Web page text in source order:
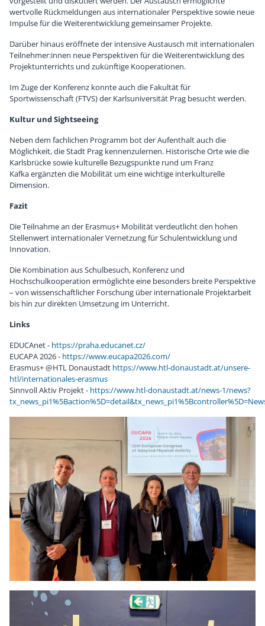
wertvolle Rückmeldungen aus internationaler Perspektive sowie neue
Impulse für die Weiterentwicklung gemeinsamer Projekte.
Darüber hinaus eröffnete der intensive Austausch mit internationalen
Teilnehmer:innen neue Perspektiven für die Weiterentwicklung des
Projektunterrichts und zukünftige Kooperationen.
Im Zuge der Konferenz konnte auch die Fakultät für
Sportwissenschaft (FTVS) der Karlsuniversität Prag besucht werden.
Kultur und Sightseeing
Neben dem fachlichen Programm bot der Aufenthalt auch die
Möglichkeit, die Stadt Prag kennenzulernen. Historische Orte wie die
Karlsbrücke sowie kulturelle Bezugspunkte rund um Franz
Kafka ergänzten die Mobilität um eine wichtige interkulturelle
Dimension.
Fazit
Die Teilnahme an der Erasmus+ Mobilität verdeutlicht den hohen
Stellenwert internationaler Vernetzung für Schulentwicklung und
Innovation.
Die Kombination aus Schulbesuch, Konferenz und
Hochschulkooperation ermöglichte eine besonders breite Perspektive
– von wissenschaftlicher Forschung über internationale Projektarbeit
bis hin zur direkten Umsetzung im Unterricht.
Links
EDUCAnet - https://praha.educanet.cz/
EUCAPA 2026 - https://www.eucapa2026.com/
Erasmus+ @HTL Donaustadt https://www.htl-donaustadt.at/unsere-
htl/internationales-erasmus
Sinnvoll Aktiv Projekt - https://www.htl-donaustadt.at/news-1/news?